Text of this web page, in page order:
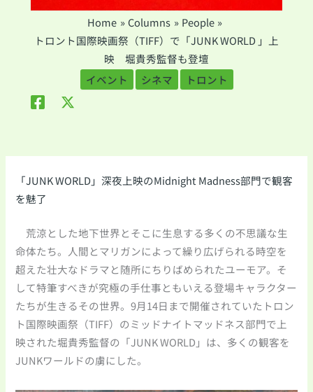
Home Columns
People
トロント国際映画祭（TIFF）で「JUNK WORLD 」上
映 堀貴秀監督も登壇
イベント
シネマ トロント
「JUNK WORLD」深夜上映のMidnight Madness部門で観客
を魅了
荒涼とした地下世界とそこに生息する多くの不思議な生
命体たち。人間とマリガンによって繰り広げられる時空を
超えた壮大なドラマと随所にちりばめられたユーモア。そ
して特筆すべきが究極の手仕事ともいえる登場キャラクター
たちが生きるその世界。9月14日まで開催されていたトロン
ト国際映画祭（TIFF）のミッドナイトマッドネス部門で上
映された堀貴秀監督の「JUNK WORLD」は、多くの観客を
JUNKワールドの虜にした。